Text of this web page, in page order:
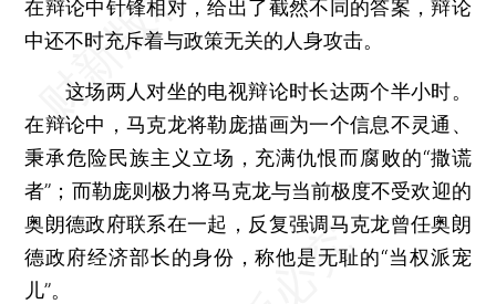
在辩论中针锋相对，给出了截然不同的答案，辩论
中还不时充斥着与政策无关的人身攻击。
这场两人对坐的电视辩论时长达两个半小时。
在辩论中，马克龙将勒庞描画为一个信息不灵通、
秉承危险民族主义立场，充满仇恨而腐败的“撒谎
者”；而勒庞则极力将马克龙与当前极度不受欢迎的
奥朗德政府联系在一起，反复强调马克龙曾任奥朗
德政府经济部长的身份，称他是无耻的“当权派宠
儿”。